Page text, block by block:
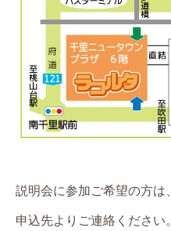
説明会に参加ご希望の方
申込先よりご連絡ください。